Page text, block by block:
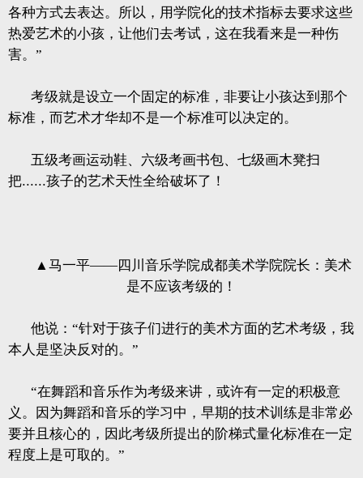
各种方式去表达。所以，用学院化的技术指标去要求这些
热爱艺术的小孩，让他们去考试，这在我看来是一种伤
害。”
考级就是设立一个固定的标准，非要让小孩达到那个
标准，而艺术才华却不是一个标准可以决定的。
五级考画运动鞋、六级考画书包、七级画木凳扫
把......孩子的艺术天性全给破坏了！
▲马一平——四川音乐学院成都美术学院院长：美术
是不应该考级的！
他说：“针对于孩子们进行的美术方面的艺术考级，我
本人是坚决反对的。”
“在舞蹈和音乐作为考级来讲，或许有一定的积极意
义。因为舞蹈和音乐的学习中，早期的技术训练是非常必
要并且核心的，因此考级所提出的阶梯式量化标准在一定
程度上是可取的。”